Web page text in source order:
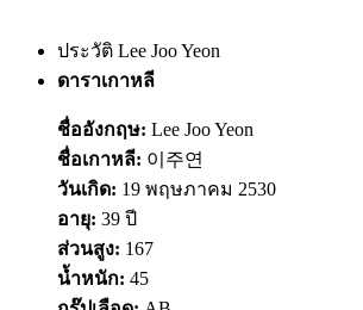
ประวัติ Lee Joo Yeon
ดาราเกาหลี
ชื่ออังกฤษ: Lee Joo Yeon
ชื่อเกาหลี: 이주연
วันเกิด: 19 พฤษภาคม 2530
อายุ: 39 ปี
ส่วนสูง: 167
น้ำหนัก: 45